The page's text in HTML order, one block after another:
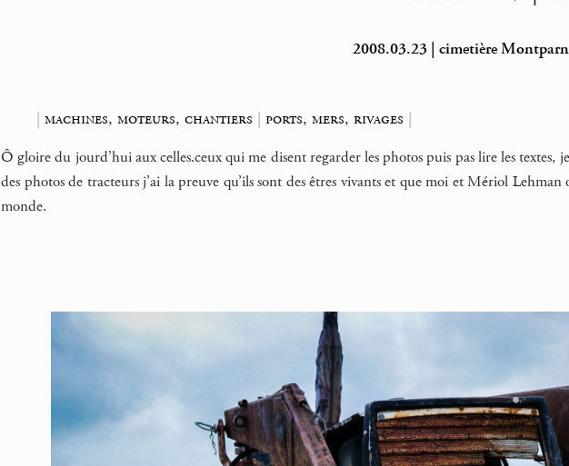
2008.03.23 | cimetière
|machines, moteurs, chantiers |ports, mers, rivages |
Ô gloire du jourd’hui aux celles.ceux qui me disent regarder les photos puis pas lire les textes,
des photos de tracteurs j’ai la preuve qu’ils sont des êtres vivants et que moi et Mériol
monde.